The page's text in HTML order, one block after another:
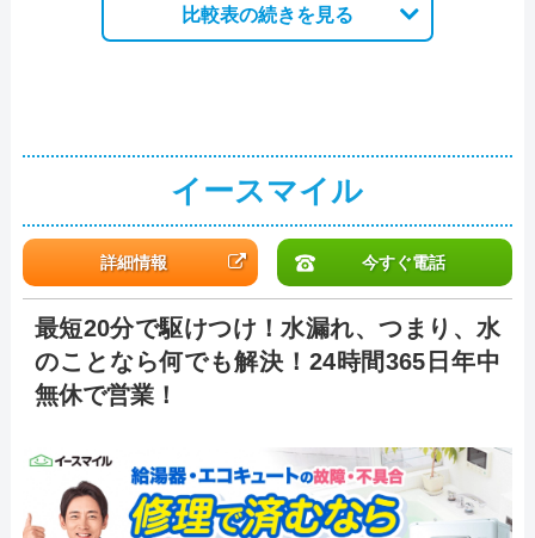
比較表の続きを見る
イースマイル
詳細情報 今すぐ電話
最短20分で駆けつけ！水漏れ、つまり、水
のことなら何でも解決！24時間365日年中
無休で営業！